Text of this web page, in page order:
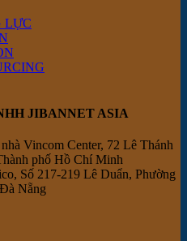
LỰC
JIBANNET ASIA
Vincom Center, 72 Lê Thánh
phố Hồ Chí Minh
Số 217-219 Lê Duẩn, Phường
Nẵng